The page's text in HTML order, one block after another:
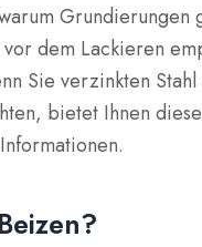
Grundierungen
dem Lackieren
Sie verzinkten Stahl
bietet Ihnen